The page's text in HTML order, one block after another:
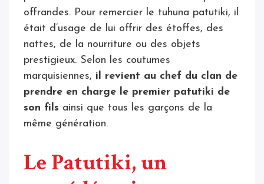
offrandes. Pour remercier le tuhuna patutiki, il
était d’usage de lui offrir des étoffes, des
nattes, de la nourriture ou des objets
prestigieux. Selon les coutumes
marquisiennes, il revient au chef du clan de
prendre en charge le premier patutiki de
son fils ainsi que tous les garçons de la
même génération.
Le Patutiki, un